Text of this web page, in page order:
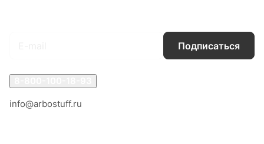
Подписаться
info@arbostuff.ru